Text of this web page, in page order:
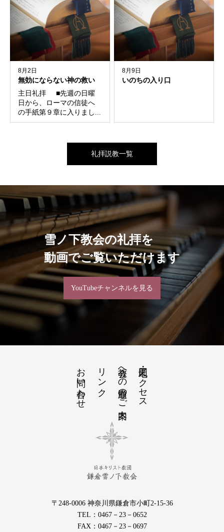
8月2日
無効にならない神の救い
主日礼拝 ■先週の日曜
日から、ローマの信徒へ
の手紙第９章に入りまし...
8月9日
いのちの入り口
礼拝説教一覧
雪ノ下教会の礼拝を
動画でご覧いただけます
YouTubeチャンネルを見る
地図・アクセス
教会への道順のご案内
リンク
お問い合わせ
〒248-0006 神奈川県鎌倉市小町2-15-36
TEL：0467－23－0652
FAX：0467－23－0697